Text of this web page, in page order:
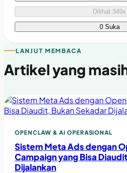
Dilihat 349x
0 Suka
LANJUT MEMBACA
Artikel yang
OPENCLAW & AI OPERASIONAL
Sistem Meta Ads dengan
Campaign yang Bisa
Dijalankan